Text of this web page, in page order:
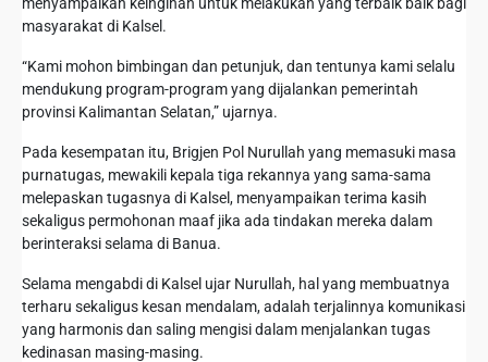
masyarakat di Kalsel.
“Kami mohon bimbingan dan petunjuk, dan tentunya kami selalu
mendukung program-program yang dijalankan pemerintah
provinsi Kalimantan Selatan,” ujarnya.
Pada kesempatan itu, Brigjen Pol Nurullah yang memasuki masa
purnatugas, mewakili kepala tiga rekannya yang sama-sama
melepaskan tugasnya di Kalsel, menyampaikan terima kasih
sekaligus permohonan maaf jika ada tindakan mereka dalam
berinteraksi selama di Banua.
Selama mengabdi di Kalsel ujar Nurullah, hal yang membuatnya
terharu sekaligus kesan mendalam, adalah terjalinnya komunikasi
yang harmonis dan saling mengisi dalam menjalankan tugas
kedinasan masing-masing.